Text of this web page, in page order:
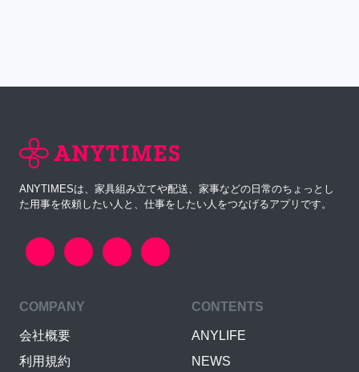
ANYTIMESは、家具組み立てや配送、家事などの日常のちょっとし
た用事を依頼したい人と、仕事をしたい人をつなげるアプリです。
COMPANY
会社概要
利用規約
CONTENTS
ANYLIFE
NEWS